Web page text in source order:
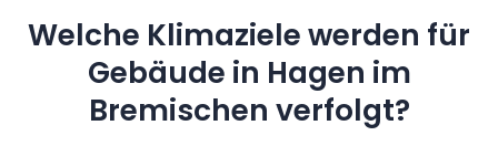
Welche Klimaziele werden für
Gebäude in Hagen im
Bremischen verfolgt?